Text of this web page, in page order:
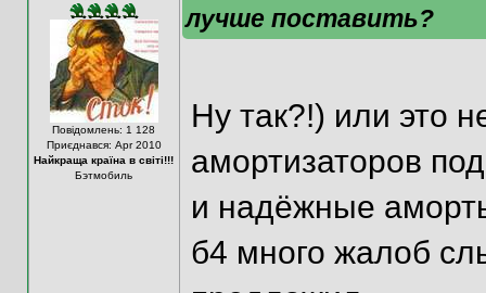
Повідомлень: 1 128
Приєднався: Apr 2010
Найкраща країна в світі!!!
Бэтмобиль
лучше поставить?
Ну так?!) или это
амортизаторов
и надёжные
б4 много жалоб